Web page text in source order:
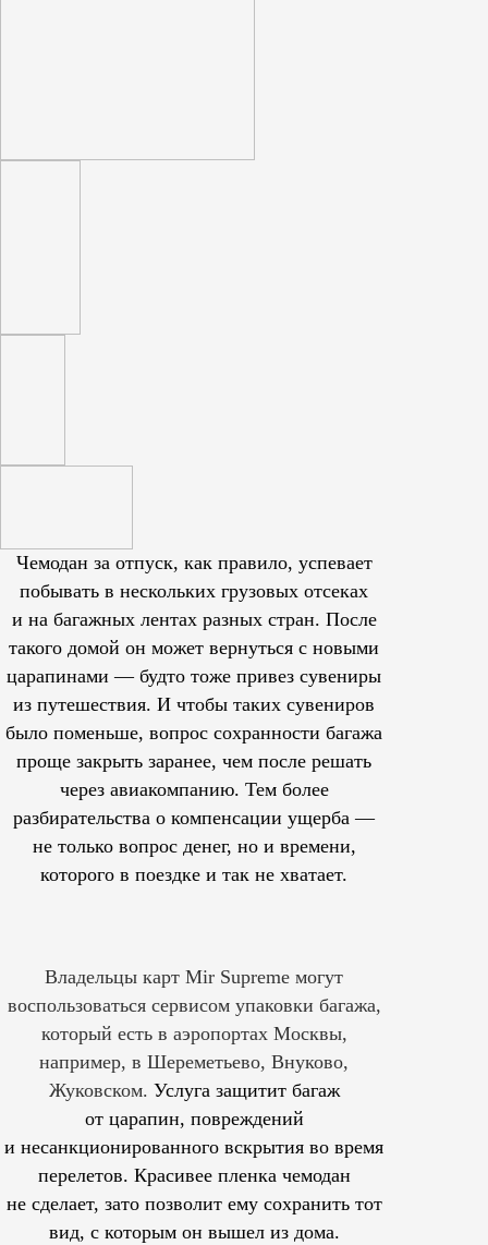
Чемодан за отпуск, как правило, успевает
побывать в нескольких грузовых отсеках
и на багажных лентах разных стран. После
такого домой он может вернуться с новыми
царапинами — будто тоже привез сувениры
из путешествия. И чтобы таких сувениров
было поменьше, вопрос сохранности багажа
проще закрыть заранее, чем после решать
через авиакомпанию. Тем более
разбирательства о компенсации ущерба —
не только вопрос денег, но и времени,
которого в поездке и так не хватает.
Владельцы карт Mir Supreme могут
воспользоваться сервисом упаковки багажа,
который есть в аэропортах Москвы,
например, в Шереметьево, Внуково,
Жуковском. Услуга защитит багаж
от царапин, повреждений
и несанкционированного вскрытия во время
перелетов. Красивее пленка чемодан
не сделает, зато позволит ему сохранить тот
вид, с которым он вышел из дома.